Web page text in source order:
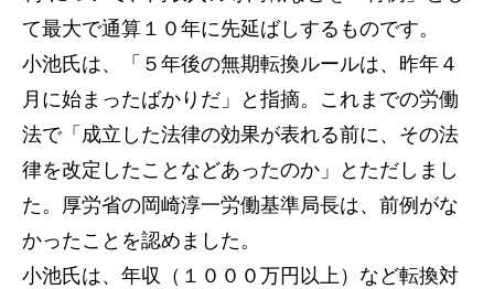
て最大で通算１０年に先延ばしするものです。
小池氏は、「５年後の無期転換ルールは、昨年４
月に始まったばかりだ」と指摘。これまでの労働
法で「成立した法律の効果が表れる前に、その法
律を改定したことなどあったのか」とただしまし
た。厚労省の岡崎淳一労働基準局長は、前例がな
かったことを認めました。
小池氏は、年収（１０００万円以上）など転換対